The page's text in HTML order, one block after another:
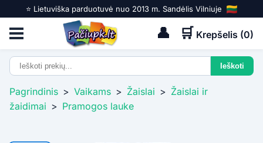
⭐️ Lietuviška parduotuvė nuo 2013 m. Sandėlis Vilniuje
👤 🛒 Krepšelis (0)
Pagrindinis > Vaikams > Žaislai > Žaislai ir
žaidimai > Pramogos lauke